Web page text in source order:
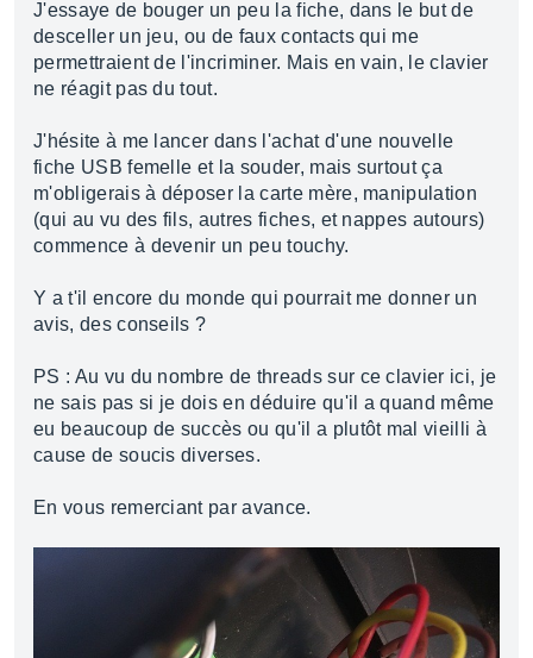
J'essaye de bouger un peu la fiche, dans le but de
desceller un jeu, ou de faux contacts qui me
permettraient de l'incriminer. Mais en vain, le clavier
ne réagit pas du tout.
J'hésite à me lancer dans l'achat d'une nouvelle
fiche USB femelle et la souder, mais surtout ça
m'obligerais à déposer la carte mère, manipulation
(qui au vu des fils, autres fiches, et nappes autours)
commence à devenir un peu touchy.
Y a t'il encore du monde qui pourrait me donner un
avis, des conseils ?
PS : Au vu du nombre de threads sur ce clavier ici, je
ne sais pas si je dois en déduire qu'il a quand même
eu beaucoup de succès ou qu'il a plutôt mal vieilli à
cause de soucis diverses.
En vous remerciant par avance.